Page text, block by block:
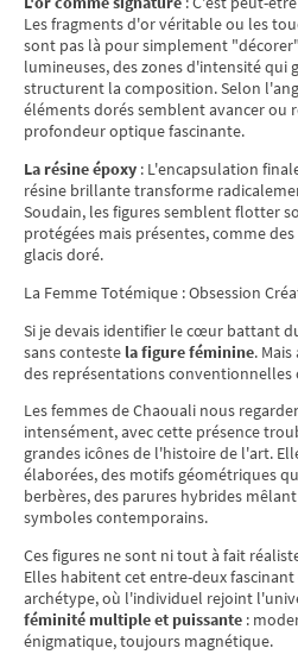
Les fragments d'or véritable ou les
sont pas là pour simplement
lumineuses, des zones d'intensité qui
structurent la composition. Selon
éléments dorés semblent avancer ou
profondeur optique fascinante.
La résine époxy : L'encapsulation
résine brillante transforme
Soudain, les figures semblent flotter
protégées mais présentes, comme
glacis doré.
La Femme Totémique : Obsession
Si je devais identifier le cœur battant
sans conteste la figure féminine.
des représentations conventionnelles
Les femmes de Chaouali nous
intensément, avec cette présence
grandes icônes de l'histoire de l'art.
élaborées, des motifs géométriques
berbères, des parures hybrides
symboles contemporains.
Ces figures ne sont ni tout à fait
Elles habitent cet entre-deux
archétype, où l'individuel rejoint
féminité multiple et puissante :
énigmatique, toujours magnétique.